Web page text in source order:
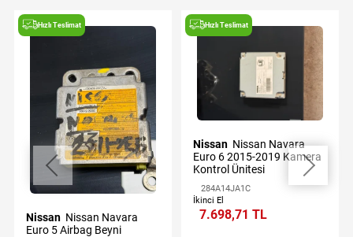
Hızlı Teslimat
Nissan
Euro 5 Airbag Beyni
Hızlı Teslimat
Nissan
Euro 6 2015-2019 Kamera
Kontrol Ünitesi
284A14JA1C
İkinci El
7.698,71 TL